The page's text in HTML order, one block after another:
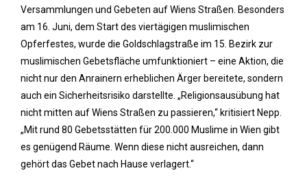
Versammlungen und Gebeten auf Wiens Straßen. Besonders
am 16. Juni, dem Start des viertägigen muslimischen
Opferfestes, wurde die Goldschlagstraße im 15. Bezirk zur
muslimischen Gebetsfläche umfunktioniert – eine Aktion, die
nicht nur den Anrainern erheblichen Ärger bereitete, sondern
auch ein Sicherheitsrisiko darstellte. „Religionsausübung hat
nicht mitten auf Wiens Straßen zu passieren,“ kritisiert Nepp.
„Mit rund 80 Gebetsstätten für 200.000 Muslime in Wien gibt
es genügend Räume. Wenn diese nicht ausreichen, dann
gehört das Gebet nach Hause verlagert.“